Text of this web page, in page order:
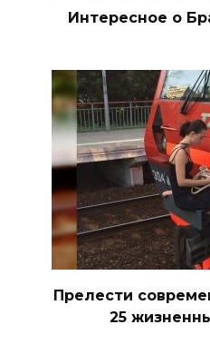
Интересное о
Прелести
25